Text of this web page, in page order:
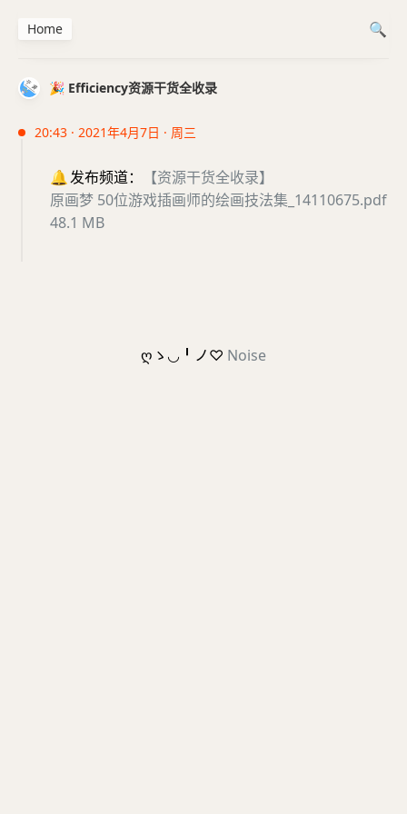
🎉 Efficiency资源干货全收录
20:43 · 2021年4月7日 · 周三
🔔发布频道：
【资源干货全收录】
原画梦 50位游戏插画师的绘画技法集_14110675.pdf
48.1 MB
Home
ღゝ◡╹ノ♡ Noise